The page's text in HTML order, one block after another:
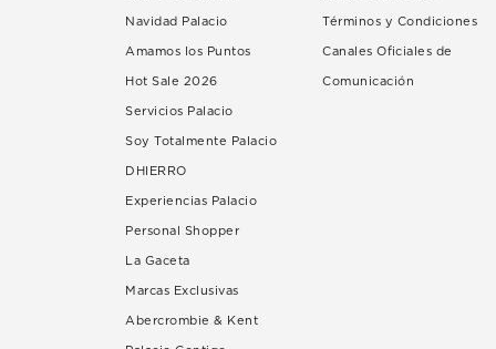
Navidad Palacio
Amamos los Puntos
Hot Sale 2026
Servicios Palacio
Soy Totalmente Palacio
DHIERRO
Experiencias Palacio
Personal Shopper
La Gaceta
Marcas Exclusivas
Abercrombie & Kent
Términos y Condiciones
Canales Oficiales de
Comunicación